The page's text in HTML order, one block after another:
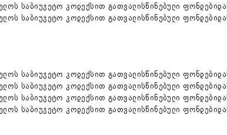
საბიუჯეტო კოდექსით გათვალისწინებული
საბიუჯეტო კოდექსით გათვალისწინებული
საბიუჯეტო კოდექსით გათვალისწინებული
საბიუჯეტო კოდექსით გათვალისწინებული
საბიუჯეტო კოდექსით გათვალისწინებული
საბიუჯეტო კოდექსით გათვალისწინებული